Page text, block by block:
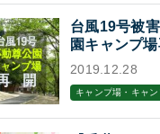
台風19号被
園キャンプ場
2019.12.28
キャンプ場・キャン